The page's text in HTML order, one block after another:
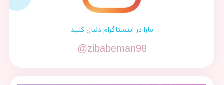
مارا در اینستاگرام دنبال کنید
@zibabeman98